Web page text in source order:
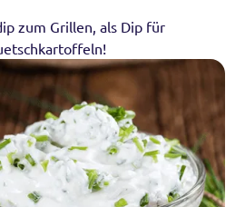
zum Grillen, als Dip für